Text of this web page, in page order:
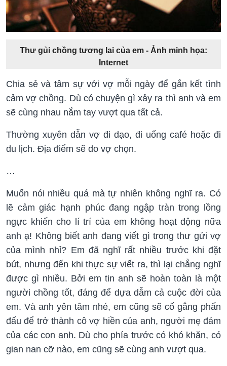
Thư gủi chồng tương lai của em - Ảnh minh họa:
Internet
Chia sẻ và tâm sự với vợ mỗi ngày để gắn kết tình
cảm vợ chồng. Dù có chuyện gì xảy ra thì anh và em
sẽ cùng nhau nắm tay vượt qua tất cả.
Thường xuyên dẫn vợ đi dạo, đi uống café hoặc đi
du lịch. Địa điểm sẽ do vợ chọn.
…
Muốn nói nhiều quá mà tự nhiên không nghĩ ra. Có
lẽ cảm giác hạnh phúc đang ngập tràn trong lồng
ngực khiến cho lí trí của em không hoạt động nữa
anh ạ! Không biết anh đang viết gì trong thư gửi vợ
của mình nhỉ? Em đã nghĩ rất nhiều trước khi đặt
bút, nhưng đến khi thực sự viết ra, thì lại chẳng nghĩ
được gì nhiều. Bởi em tin anh sẽ hoàn toàn là một
người chồng tốt, đáng để dựa dẫm cả cuộc đời của
em. Và anh yên tâm nhé, em cũng sẽ cố gắng phấn
đấu để trở thành cô vợ hiền của anh, người mẹ đảm
của các con anh. Dù cho phía trước có khó khăn, có
gian nan cỡ nào, em cũng sẽ cùng anh vượt qua.